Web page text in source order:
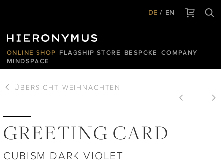
DE EN
ONLINE SHOP FLAGSHIP STORE BESPOKE
COMPANY
MINDSPACE
ÜBERSICHT WEIHNACHTEN
GREETING CARD
CUBISM DARK VIOLET